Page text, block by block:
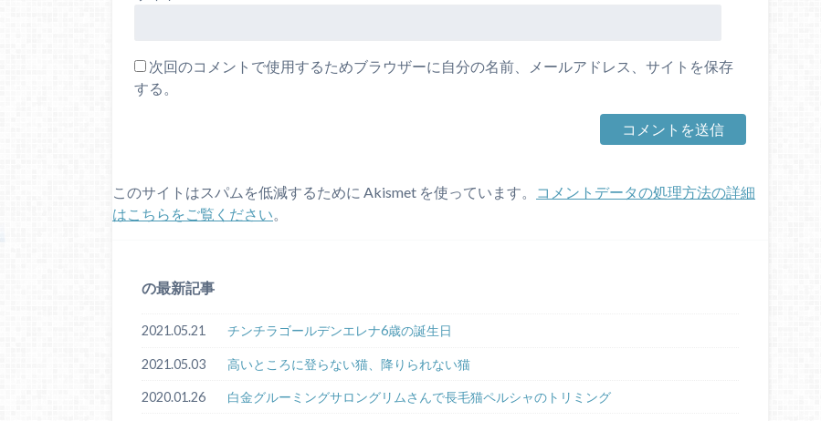
次回のコメントで使用するためブラウザーに自分の名前、メールアドレス、サイトを保存
する。
このサイトはスパムを低減するために Akismet を使っています。
コメントデータの処理方法の詳細
はこちらをご覧ください。
の最新記事
2021.05.21 チンチラゴールデンエレナ6歳の誕生日
2021.05.03 高いところに登らない猫、降りられない猫
2020.01.26 白金グルーミングサロングリムさんで長毛猫ペルシャのトリミング